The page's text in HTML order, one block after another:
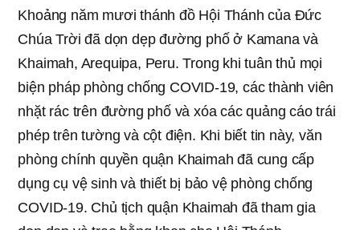
Khoảng năm mươi thánh đồ Hội Thánh của Đức
Chúa Trời đã dọn dẹp đường phố ở Kamana và
Khaimah, Arequipa, Peru. Trong khi tuân thủ mọi
biện pháp phòng chống COVID-19, các thành viên
nhặt rác trên đường phố và xóa các quảng cáo trái
phép trên tường và cột điện. Khi biết tin này, văn
phòng chính quyền quận Khaimah đã cung cấp
dụng cụ vệ sinh và thiết bị bảo vệ phòng chống
COVID-19. Chủ tịch quận Khaimah đã tham gia